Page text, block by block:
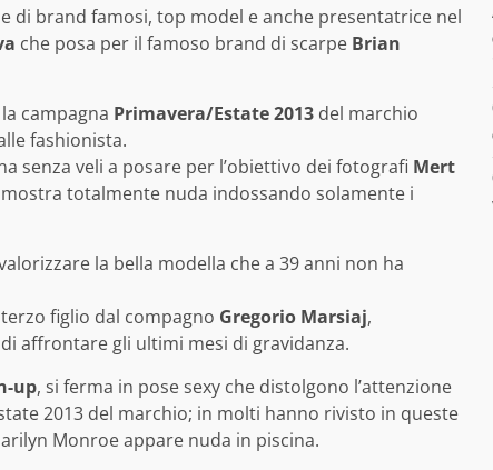
di brand famosi, top model e anche presentatrice nel
che posa per il famoso brand di scarpe Brian
campagna Primavera/Estate 2013 del marchio
fashionista.
senza veli a posare per l’obiettivo dei fotografi Mert
totalmente nuda indossando solamente i
la bella modella che a 39 anni non ha
figlio dal compagno Gregorio Marsiaj,
affrontare gli ultimi mesi di gravidanza.
up, si ferma in pose sexy che distolgono l’attenzione
2013 del marchio; in molti hanno rivisto in queste
Monroe appare nuda in piscina.